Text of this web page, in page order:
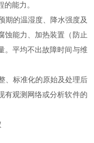
能力。
的温湿度、降水强度及
蚀能力、加热装置（防止
。平均不出故障时间与维
、标准化的原始及处理后
有观测网络或分析软件的